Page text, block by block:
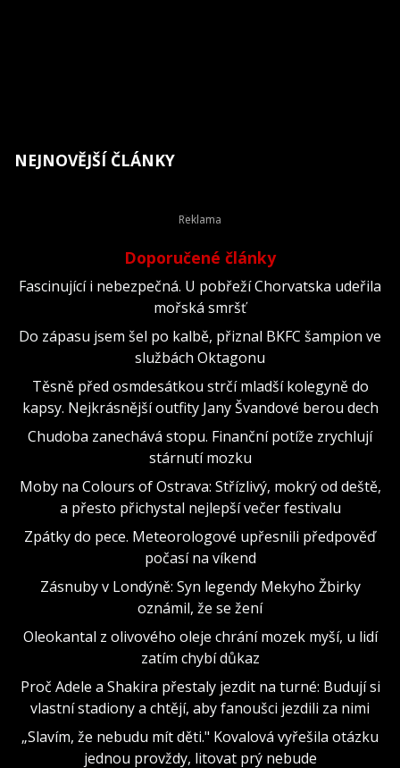
NEJNOVĚJŠÍ ČLÁNKY
Doporučené články
Fascinující i nebezpečná. U pobřeží Chorvatska udeřila
mořská smršť
Do zápasu jsem šel po kalbě, přiznal BKFC šampion ve
službách Oktagonu
Těsně před osmdesátkou strčí mladší kolegyně do
kapsy. Nejkrásnější outfity Jany Švandové berou dech
Chudoba zanechává stopu. Finanční potíže zrychlují
stárnutí mozku
Moby na Colours of Ostrava: Střízlivý, mokrý od deště,
a přesto přichystal nejlepší večer festivalu
Zpátky do pece. Meteorologové upřesnili předpověď
počasí na víkend
Zásnuby v Londýně: Syn legendy Mekyho Žbirky
oznámil, že se žení
Oleokantal z olivového oleje chrání mozek myší, u lidí
zatím chybí důkaz
Proč Adele a Shakira přestaly jezdit na turné: Budují si
vlastní stadiony a chtějí, aby fanoušci jezdili za nimi
„Slavím, že nebudu mít děti." Kovalová vyřešila otázku
jednou provždy, litovat prý nebude